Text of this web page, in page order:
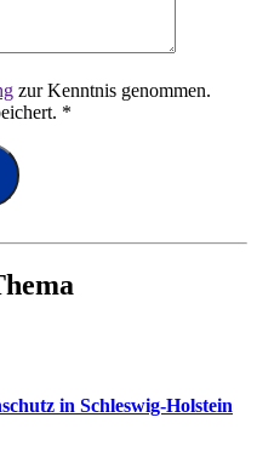
zur Kenntnis genommen.
*
in Schleswig-Holstein